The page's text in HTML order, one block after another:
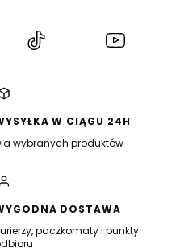
(Otwiera
(Otwiera
W CIĄGU 24H
wybranych produktów
DOSTAWA
paczkomaty i punkty